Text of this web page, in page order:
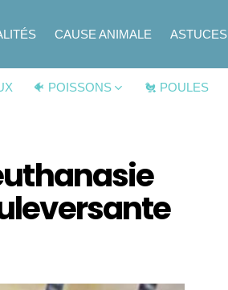
CAUSE ANIMALE ASTUCES
🐠 POISSONS 🐔 POULES